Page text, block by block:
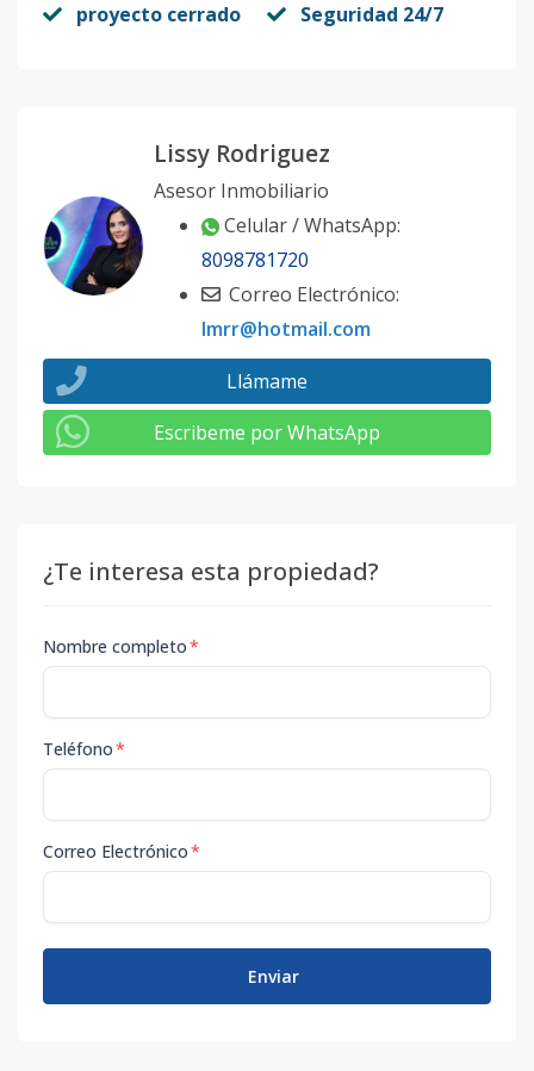
proyecto cerrado Seguridad 24/7
Lissy Rodriguez
Asesor Inmobiliario
Celular / WhatsApp:
8098781720
Correo Electrónico:
lmrr@hotmail.com
Llámame
Escribeme por WhatsApp
¿Te interesa esta propiedad?
Nombre completo*
Teléfono*
Correo Electrónico*
Enviar